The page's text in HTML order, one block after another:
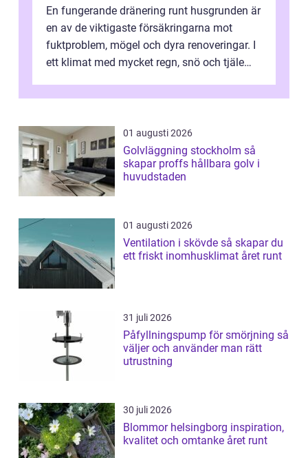
En fungerande dränering runt husgrunden är
en av de viktigaste försäkringarna mot
fuktproblem, mögel och dyra renoveringar. I
ett klimat med mycket regn, snö och tjäle
01 augusti 2026
Golvläggning stockholm så
skapar proffs hållbara golv i
huvudstaden
01 augusti 2026
Ventilation i skövde så skapar du
ett friskt inomhusklimat året runt
31 juli 2026
Påfyllningspump för smörjning så
väljer och använder man rätt
utrustning
30 juli 2026
Blommor helsingborg inspiration,
kvalitet och omtanke året runt